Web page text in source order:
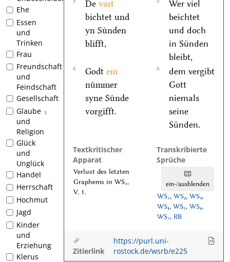
Ehe
Essen
und
Trinken
Frau
Freundschaft
und
Feindschaft
Gesellschaft
1
Glaube
und
Religion
Glück
und
Unglück
Handel
Herrschaft
Hochmut
Jagd
Kinder
und
Erziehung
Klerus
De vast
bichtet und
yn Suͤnden
blifft,
Wer viel
beichtet
und doch
in Sünden
bleibt,
6 Godt em
nuͤmmer
syne Suͤnde
vorgifft.
6
dem vergibt
Gott
niemals
seine
Sünden.
Textkritischer
Apparat
Transkribierte
Sprüche
Verlust des letzten
Graphems in WS₁,
V. 1.
ein-/ausblenden
WS₁, WS₂, WS₃,
WS₄, WS₅, WS₆,
WS₇, RB
Zitierlink
https://purl.uni-
rostock.de/wsrb/e225